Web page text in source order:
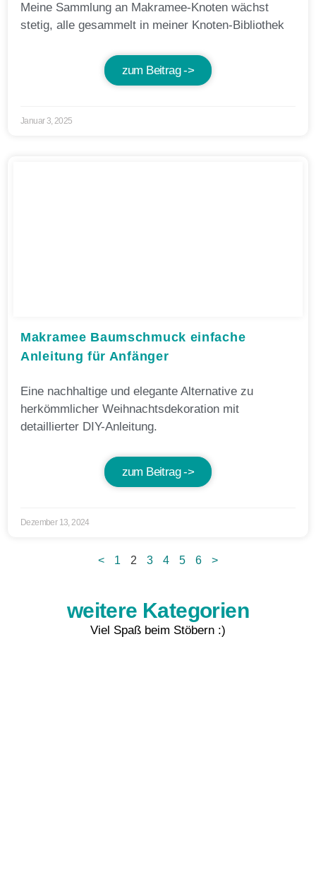
Meine Sammlung an Makramee-Knoten wächst
stetig, alle gesammelt in meiner Knoten-Bibliothek
zum Beitrag ->
Januar 3, 2025
Makramee Baumschmuck einfache
Anleitung für Anfänger
Eine nachhaltige und elegante Alternative zu
herkömmlicher Weihnachtsdekoration mit
detaillierter DIY-Anleitung.
zum Beitrag ->
Dezember 13, 2024
< 1 2 3 4 5 6 >
weitere Kategorien
Viel Spaß beim Stöbern :)